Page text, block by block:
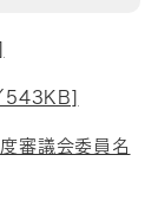
543KB]
審議会委員名